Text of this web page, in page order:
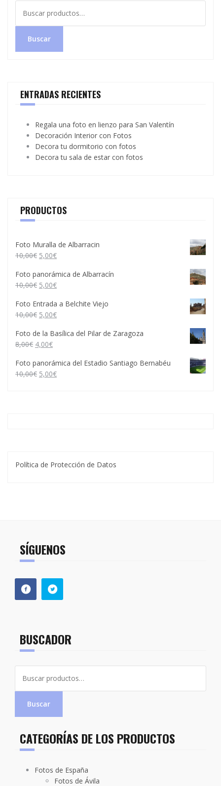
por:
Buscar
ENTRADAS RECIENTES
Regala una foto en lienzo para San Valentín
Decoración Interior con Fotos
Decora tu dormitorio con fotos
Decora tu sala de estar con fotos
PRODUCTOS
Foto Muralla de Albarracin
10,00€ 5,00€
Foto panorámica de Albarracín
10,00€ 5,00€
Foto Entrada a Belchite Viejo
10,00€ 5,00€
Foto de la Basílica del Pilar de Zaragoza
8,00€ 4,00€
Foto panorámica del Estadio Santiago Bernabéu
10,00€ 5,00€
Política de Protección de Datos
SÍGUENOS
BUSCADOR
por:
Buscar
CATEGORÍAS DE LOS PRODUCTOS
Fotos de España
Fotos de Ávila